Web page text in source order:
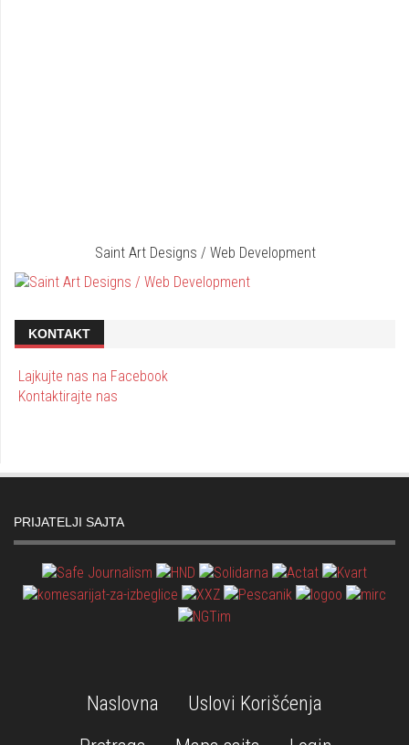
Saint Art Designs / Web Development
KONTAKT
Lajkujte nas na Facebook
Kontaktirajte nas
PRIJATELJI SAJTA
Naslovna
Uslovi Korišćenja